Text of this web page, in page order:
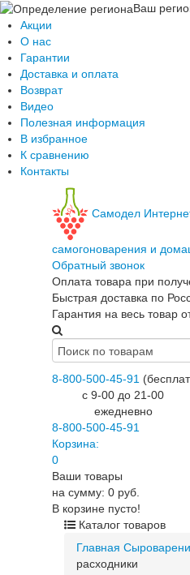
Ваш
Акции
О нас
Гарантии
Доставка и оплата
Возврат
Видео
Полезная информация
В избранное
К сравнению
Контакты
Самодел
самогоноварения и
Обратный звонок
Оплата товара при
Быстрая доставка по
Гарантия на весь товар
8-800-500-45-91
c 9-00 до 21-00
ежедневно
8-800-500-45-91
Корзина:
0
Ваши товары
на сумму: 0 руб.
В корзине пусто!
Каталог товаров
Главная
расходники